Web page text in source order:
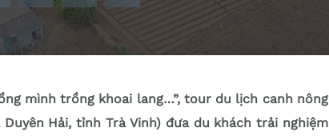
mình trồng khoai lang…”, tour du lịch canh nông
Hải, tỉnh Trà Vinh) đưa du khách trải nghiệm